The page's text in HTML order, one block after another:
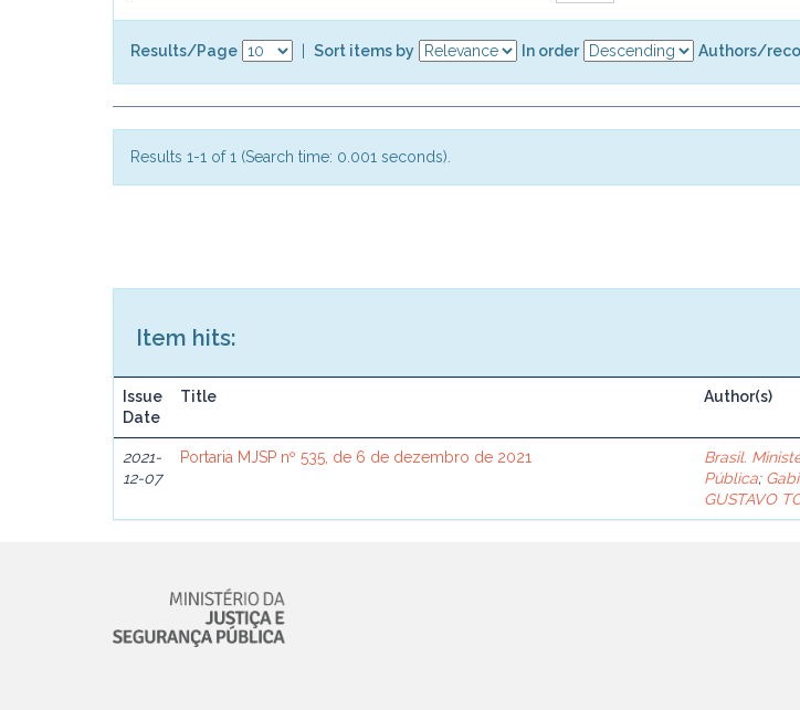
Results/Page Sort items by In order Authors/
Results 1-1 of 1 (Search time: 0.001 seconds).
Item hits:
Issue
Date
Title Author(s)
2021-
12-07
Portaria MJSP nº 535, de 6 de dezembro de 2021
Brasil.
Pública;
GUSTAVO